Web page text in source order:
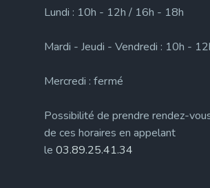
Lundi : 10h - 12h / 16h - 18h
Mardi - Jeudi - Vendredi : 10h -
Mercredi : fermé
Possibilité de prendre rendez-
de ces horaires en appelant
le 03.89.25.41.34